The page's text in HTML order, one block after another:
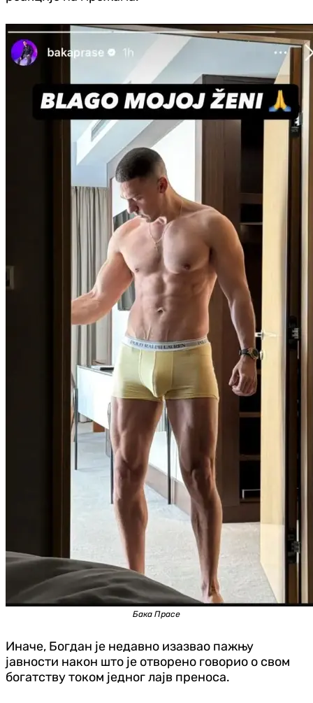
Бака Прасе
Иначе, Богдан је недавно изазвао пажњу
јавности након што је отворено говорио о свом
богатству током једног лајв преноса.